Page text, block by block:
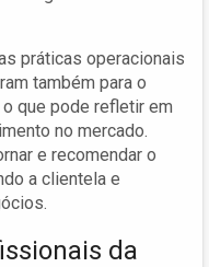
práticas operacionais
também para o
que pode refletir em
no mercado.
e recomendar o
a clientela e
da